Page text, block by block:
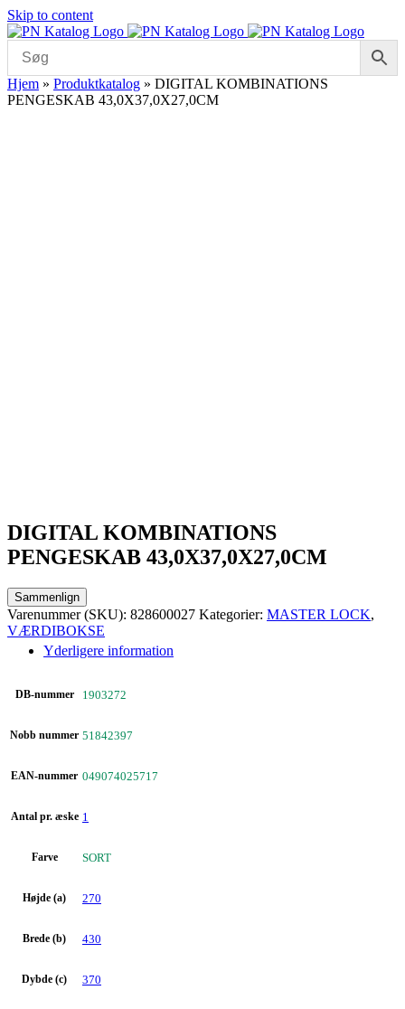
Skip to content
Hjem » Produktkatalog » DIGITAL KOMBINATIONS
PENGESKAB 43,0X37,0X27,0CM
DIGITAL KOMBINATIONS
PENGESKAB 43,0X37,0X27,0CM
Sammenlign
Varenummer (SKU): 828600027 Kategorier: MASTER LOCK,
VÆRDIBOKSE
Yderligere information
DB-nummer 1903272
Nobb nummer 51842397
EAN-nummer 049074025717
Antal pr. æske 1
Farve SORT
Højde (a) 270
Brede (b) 430
Dybde (c) 370